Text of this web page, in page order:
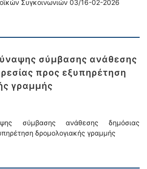
Συγκοινωνιών 03/16-02-2026
σύμβασης ανάθεσης
προς εξυπηρέτηση
γραμμής
σύμβασης ανάθεσης δημόσιας
δρομολογιακής γραμμής